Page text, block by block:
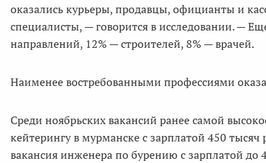
оказались курьеры, продавцы, официанты и
специалисты, — говорится в исследовании. —
направлений, 12% — строителей, 8% — врачей.
Наименее востребованными профессиями
Среди ноябрьских вакансий ранее самой
кейтерингу в мурманске с зарплатой 450
вакансия инженера по бурению с зарплатой до